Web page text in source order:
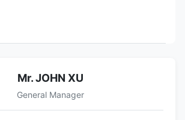
Mr. JOHN XU
General Manager